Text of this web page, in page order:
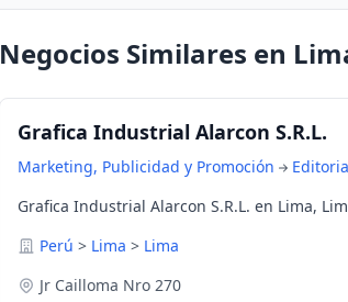
Negocios Similares en
Grafica Industrial Alarcon S.R.L.
Marketing, Publicidad y Promoción
Grafica Industrial Alarcon S.R.L. en Lima,
Perú > Lima > Lima
Jr Cailloma Nro 270